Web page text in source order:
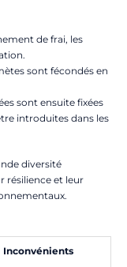
de frai, les
sont fécondés en
sont ensuite fixées
introduites dans les
diversité
résilience et leur
Inconvénients